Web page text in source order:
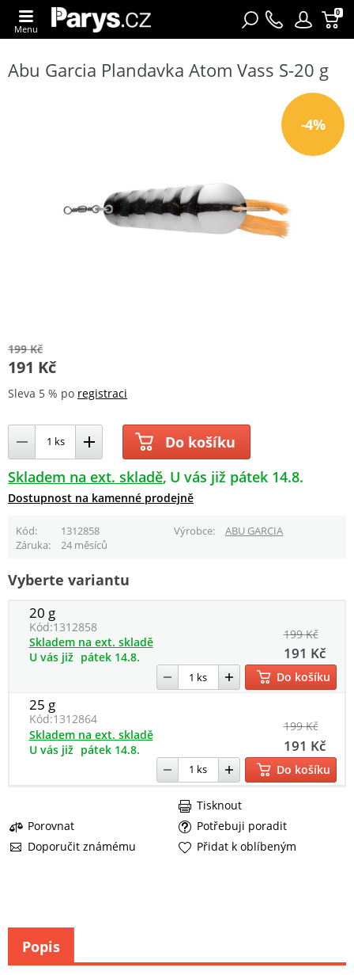
0
Menu
Abu Garcia Plandavka Atom Vass S-20 g
-4%
199 Kč
191 Kč
Sleva 5 % po registraci
Do košíku
Skladem na ext. skladě U vás již pátek 14.8.
Dostupnost na kamenné prodejně
Kód 1312858 Výrobce
ABU GARCIA
Záruka
24 měsíců
Vyberte variantu
20 g
Kód:1312858 199 Kč
191 Kč
Skladem na ext. skladě
U vás již pátek 14.8.
Do košíku
25 g
Kód:1312864 199 Kč
191 Kč
Skladem na ext. skladě
U vás již pátek 14.8.
Do košíku
Porovnat
Potřebuji poradit
Doporučit známému
Tisknout
Přidat k oblíbeným
Popis